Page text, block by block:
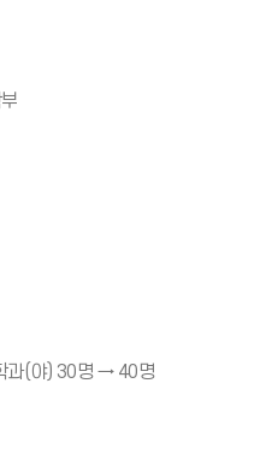
과(야) 30명 → 40명